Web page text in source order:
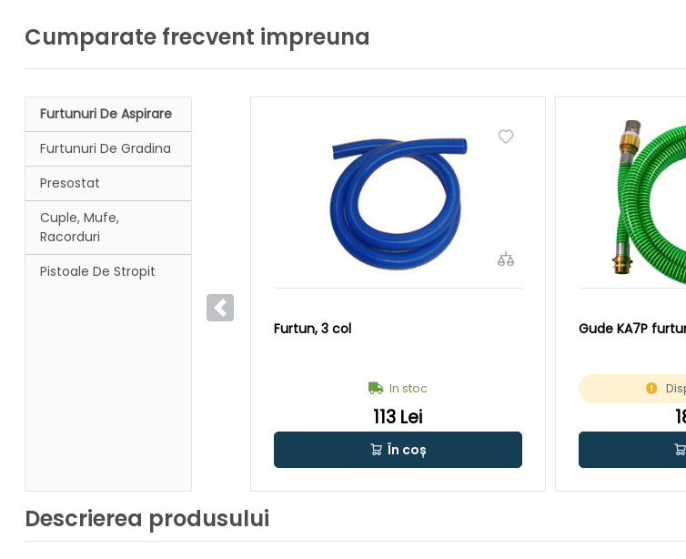
Cumparate frecvent impreuna
Furtunuri De Aspirare
Furtunuri De Gradina
Presostat
Cuple, Mufe,
Racorduri
Pistoale De Stropit
Anterior
Furtun, 3 col
In stoc
113 Lei
În coș
Gude KA7P
Descrierea produsului